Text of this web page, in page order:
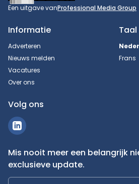
Een uitgave vanProfessional Media Group
Informatie
Adverteren
Nieuws melden
Vacatures
Over ons
Taal
Frans
Volg ons
Mis nooit meer een belangrijk
exclusieve update.